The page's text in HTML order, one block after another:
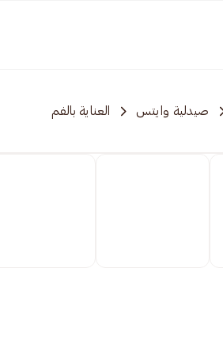
صيدلية وايتس العناية بالفم